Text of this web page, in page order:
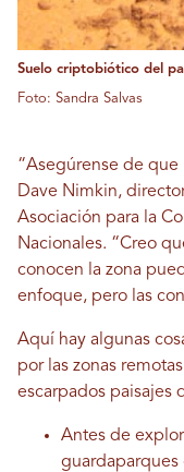
Suelo criptobiótico del
Foto: Sandra Salvas
“Asegúrense de que
Dave Nimkin,
Asociación para la
Nacionales. “Creo
conocen la zona
enfoque, pero las
Aquí hay algunas
por las zonas
escarpados paisajes
Antes de
guardaparques